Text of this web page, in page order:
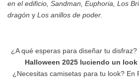
en el edificio, Sandman, Euphoria, Los
dragón y Los anillos de poder.
¿A qué esperas para diseñar tu
Halloween 2025 luciendo un
¿Necesitas camisetas para tu look? En